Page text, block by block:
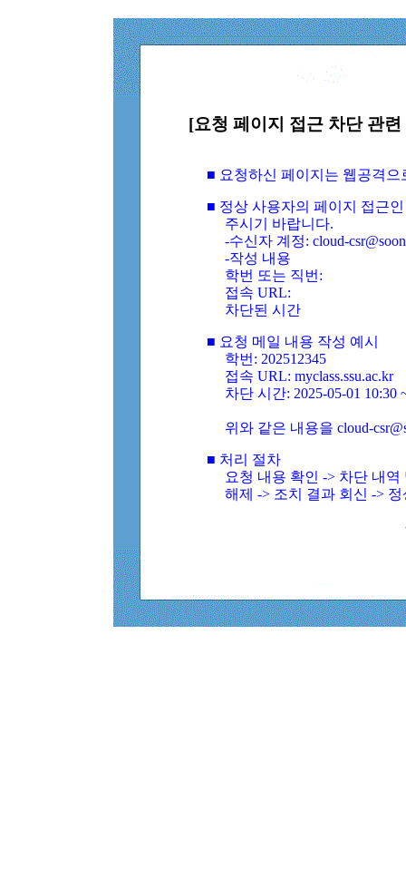
[요청 페이지 접근 차단 관
■ 요청하신 페이지는 웹공격
■ 정상 사용자의 페이지 접근
주시기 바랍니다.
-수신자 계정: cloud-
-작성 내용
학번 또는 직번:
접속 URL:
차단된 시간
■ 요청 메일 내용 작성 예시
학번: 202512345
접속 URL: myclass.ssu.ac.kr
차단 시간: 2025-05-01 10:30
위와 같은 내용을 cloud-
■ 처리 절차
요청 내용 확인 -> 차단 내
해제 -> 조치 결과 회신 ->